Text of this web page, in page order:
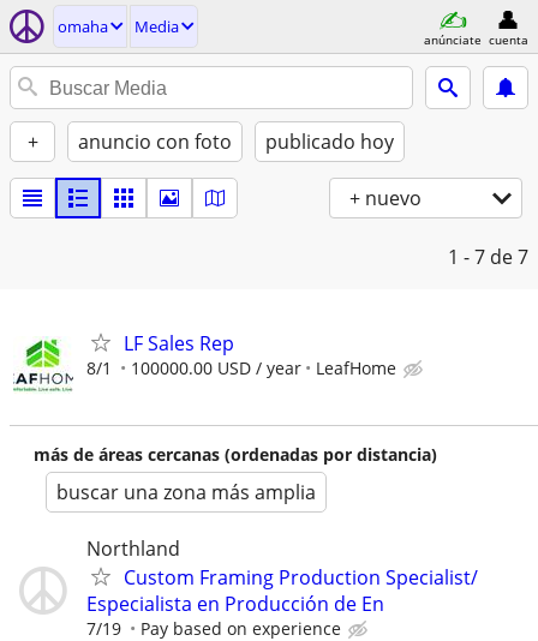
omaha Media
anúnciate cuenta
+ anuncio con foto publicado hoy
+ nuevo
1 - 7 de 7
LF Sales Rep
8/1 100000.00 USD / year LeafHome
más de áreas cercanas (ordenadas por distancia)
buscar una zona más amplia
Northland
Custom Framing Production Specialist/
Especialista en Producción de En
7/19 Pay based on experience